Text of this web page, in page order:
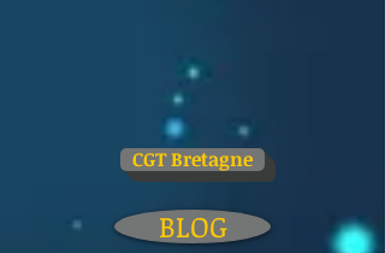
CGT Bretagne
BLOG